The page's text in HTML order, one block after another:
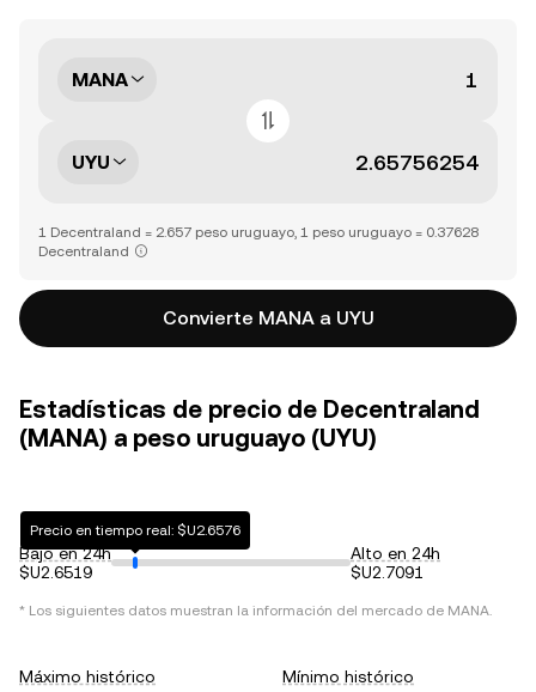
MANA
UYU
1 Decentraland = 2.657 peso uruguayo, 1 peso uruguayo = 0.37628
Decentraland
Convierte MANA a UYU
Estadísticas de precio de Decentraland
(MANA) a peso uruguayo (UYU)
Bajo en 24h
$U2.6519
Precio en tiempo real: $U2.6576
Alto en 24h
$U2.7091
* Los siguientes datos muestran la información del mercado de MANA.
Máximo histórico
Mínimo histórico